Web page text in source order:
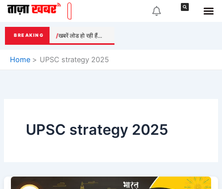
Skip
content
BREAKING खबरें लोड हो रही हैं...
Home UPSC strategy 2025
UPSC strategy 2025
UPSC